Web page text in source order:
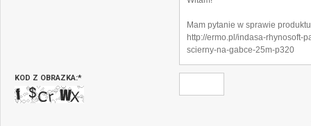
KOD Z OBRAZKA:*